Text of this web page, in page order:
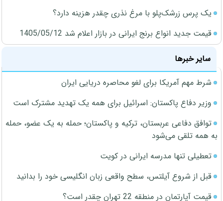
یک پرس زرشک‌پلو با مرغ نذری چقدر هزینه دارد؟
قیمت جدید انواع برنج ایرانی در بازار اعلام شد 1405/05/12
سایر خبرها
شرط مهم آمریکا برای لغو محاصره دریایی ایران
وزیر دفاع پاکستان: اسرائیل برای همه یک تهدید مشترک است
توافق دفاعی عربستان، ترکیه و پاکستان؛ حمله به یک عضو، حمله
به همه تلقی می‌شود
تعطیلی تنها مدرسه ایرانی در کویت
قبل از شروع آیلتس، سطح واقعی زبان انگلیسی خود را بدانید
قیمت آپارتمان در منطقه 22 تهران چقدر است؟